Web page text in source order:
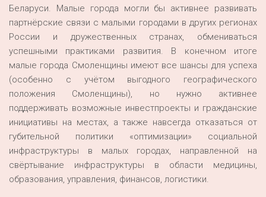
Беларуси. Малые города могли бы активнее развивать
партнёрские связи с малыми городами в других регионах
России и дружественных странах, обмениваться
успешными практиками развития. В конечном итоге
малые города Смоленщины имеют все шансы для успеха
(особенно с учётом выгодного географического
положения Смоленщины), но нужно активнее
поддерживать возможные инвестпроекты и гражданские
инициативы на местах, а также навсегда отказаться от
губительной политики «оптимизации» социальной
инфраструктуры в малых городах, направленной на
свёртывание инфраструктуры в области медицины,
образования, управления, финансов, логистики.